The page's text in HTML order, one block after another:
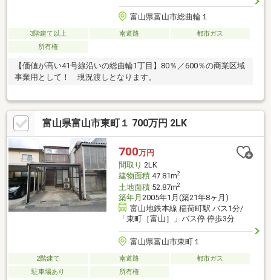
富山県富山市総曲輪１
3階建て以上 南道路
都市ガス
所有権
【価値が高い41号線沿いの総曲輪1丁目】80％／600％の商業区域
事業用として！ 現況渡しとなります。
富山県富山市東町１ 700万円 2LK
700万円
間取り 2LK
建物面積47.81m2
土地面積52.87m2
築年月 2005年1月(築21年8ヶ月)
富山地鉄本線 稲荷町駅 バス1分/
「東町［富山］」バス停 停歩3分
富山県富山市東町１
2階建て 南道路
都市ガス
駐車場あり
所有権